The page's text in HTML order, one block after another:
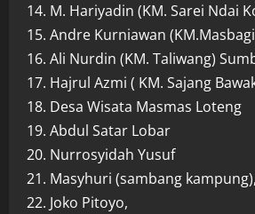
14. M. Hariyadin (KM. Sarei Ndai
15. Andre Kurniawan
16. Ali Nurdin (KM. Taliwang)
17. Hajrul Azmi ( KM. Sajang
18. Desa Wisata Masmas Loteng
19. Abdul Satar Lobar
20. Nurrosyidah Yusuf
21. Masyhuri (sambang kampung),
22. Joko Pitoyo,